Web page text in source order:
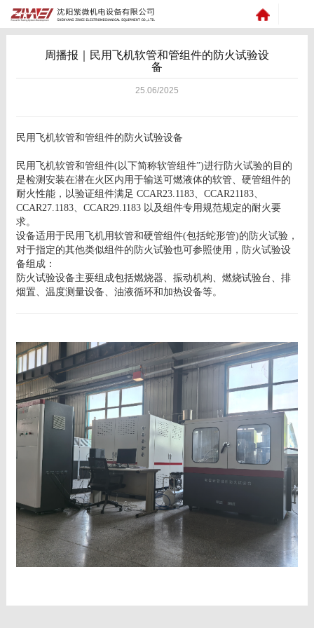
周播报｜民用飞机软管和管组件的防火试验设
备
25.06/2025
民用飞机软管和管组件的防火试验设备
民用飞机软管和管组件(以下简称软管组件”)进行防火试验的目的
是检测安装在潜在火区内用于输送可燃液体的软管、硬管组件的
耐火性能，以验证组件满足 CCAR23.1183、 CCAR21183、
CCAR27.1183、 CCAR29.1183 以及组件专用规范规定的耐火要
求。
设备适用于民用飞机用软管和硬管组件(包括蛇形管)的防火试验，
对于指定的其他类似组件的防火试验也可参照使用， 防火试验设
备组成：
防火试验设备主要组成包括燃烧器、振动机构、燃烧试验台、排
烟置、温度测量设备、油液循环和加热设备等。